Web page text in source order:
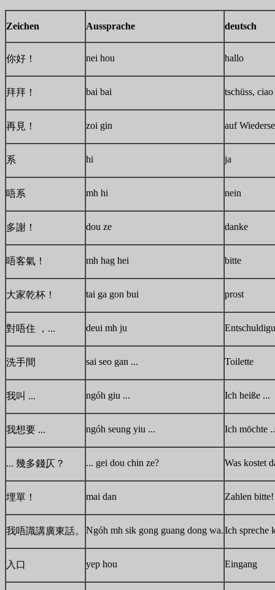
Zeichen Aussprache deutsch
你好！ nei hou hallo
拜拜！ bai bai tschüss, ciao
再見！ zoi gin auf
系 hi ja
唔系 mh hi nein
多謝！ dou ze danke
唔客氣！ mh hag hei bitte
大家乾杯！ tai ga gon bui prost
對唔住 ，... deui mh ju
洗手間 sai seo gan ... Toilette
我叫 ... ngóh giu ... Ich heiße ...
我想要 ... ngóh seung yiu ... Ich möchte
... 幾多錢仄？ ... gei dou chin ze? Was kostet
埋單！ mai dan Zahlen bitte!
我唔識講廣東話。 Ngóh mh sik gong guang dong wa.Ich spreche
入口 yep hou Eingang